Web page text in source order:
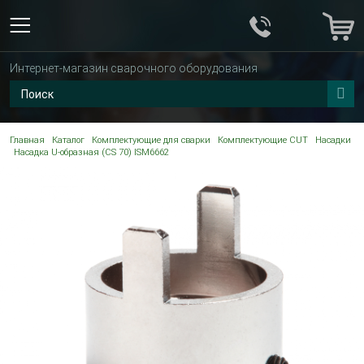
Интернет-магазин сварочного оборудования
Главная Каталог Комплектующие для сварки Комплектующие CUT
Насадки
Насадка U-образная (CS 70) ISM6662